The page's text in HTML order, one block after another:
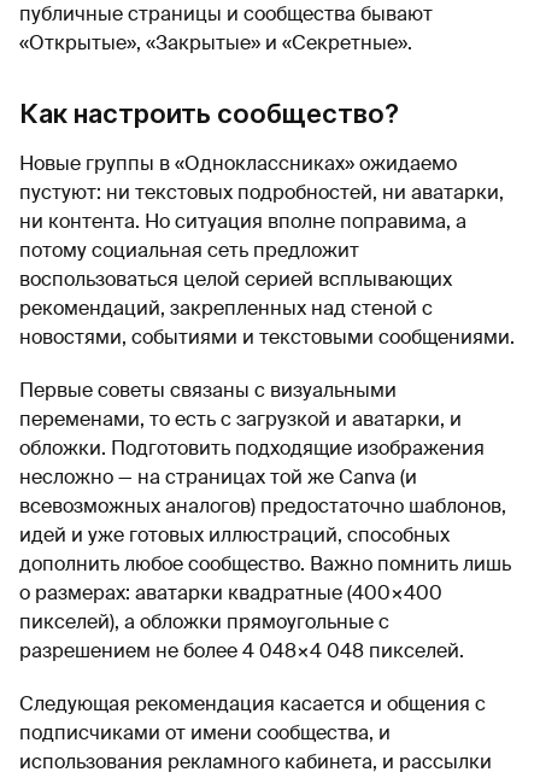
публичные страницы и сообщества бывают
«Открытые», «Закрытые» и «Секретные».
Как настроить сообщество?
Новые группы в «Одноклассниках» ожидаемо
пустуют: ни текстовых подробностей, ни аватарки,
ни контента. Но ситуация вполне поправима, а
потому социальная сеть предложит
воспользоваться целой серией всплывающих
рекомендаций, закрепленных над стеной с
новостями, событиями и текстовыми сообщениями.
Первые советы связаны с визуальными
переменами, то есть с загрузкой и аватарки, и
обложки. Подготовить подходящие изображения
несложно — на страницах той же Canva (и
всевозможных аналогов) предостаточно шаблонов,
идей и уже готовых иллюстраций, способных
дополнить любое сообщество. Важно помнить лишь
о размерах: аватарки квадратные (400×400
пикселей), а обложки прямоугольные с
разрешением не более 4 048×4 048 пикселей.
Следующая рекомендация касается и общения с
подписчиками от имени сообщества, и
использования рекламного кабинета, и рассылки